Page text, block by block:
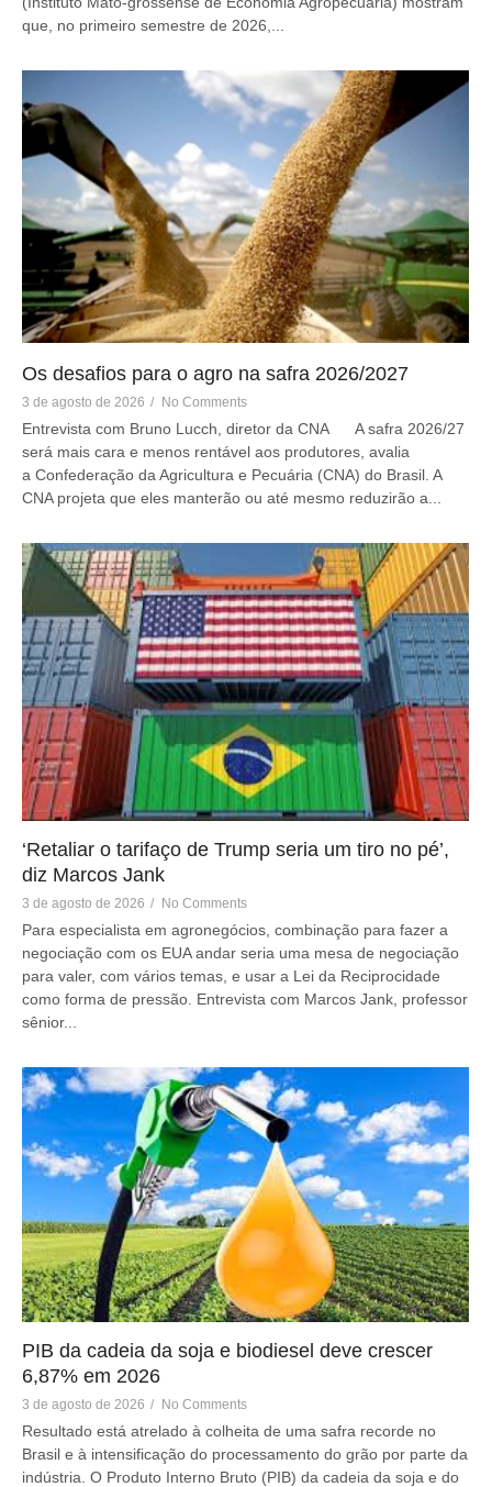
que, no primeiro semestre de 2026,...
Os desafios para o agro na safra 2026/2027
3 de agosto de 2026 / No Comments
Entrevista com Bruno Lucch, diretor da CNA A safra 2026/27
será mais cara e menos rentável aos produtores, avalia
a Confederação da Agricultura e Pecuária (CNA) do Brasil. A
CNA projeta que eles manterão ou até mesmo reduzirão a...
‘Retaliar o tarifaço de Trump seria um tiro no pé’,
diz Marcos Jank
3 de agosto de 2026 / No Comments
Para especialista em agronegócios, combinação para fazer a
negociação com os EUA andar seria uma mesa de negociação
para valer, com vários temas, e usar a Lei da Reciprocidade
como forma de pressão. Entrevista com Marcos Jank, professor
sênior...
PIB da cadeia da soja e biodiesel deve crescer
6,87% em 2026
3 de agosto de 2026 / No Comments
Resultado está atrelado à colheita de uma safra recorde no
Brasil e à intensificação do processamento do grão por parte da
indústria. O Produto Interno Bruto (PIB) da cadeia da soja e do